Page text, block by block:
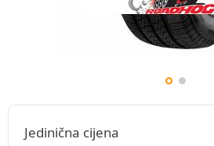
Jedinična cijena